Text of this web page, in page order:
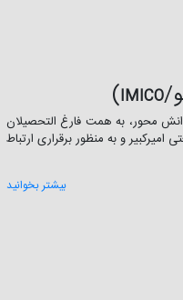
IMICO
)
محور، به همت فارغ­ التحصیلان
و به منظور برقراری ارتباط
بیشتر بخوانید